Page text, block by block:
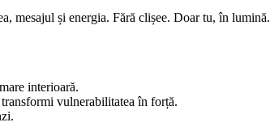
mesajul și energia. Fără clișee. Doar tu, în lumină.
interioară.
vulnerabilitatea în forță.